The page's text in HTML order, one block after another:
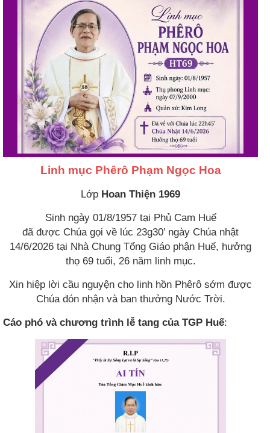
Linh mục Phêrô Phạm Ngọc Hoa
Lớp Hoan Thiện 1969
Sinh ngày 01/8/1957 tại Phủ Cam Huế
đã được Chúa gọi về lúc 23g30’ ngày Chúa nhật
14/6/2026 tại Nhà Chung Tổng Giáo phận Huế, hưởng
thọ 69 tuổi, 26 năm linh mục.
Xin hiệp lời cầu nguyện cho linh hồn Phêrô sớm được
Chúa đón nhận và ban thưởng Nước Trời.
Cáo phó và chương trình lễ tang của TGP Huế: